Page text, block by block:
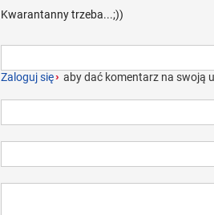
Kwarantanny trzeba...;))
Zaloguj się› aby dać komentarz na swoją